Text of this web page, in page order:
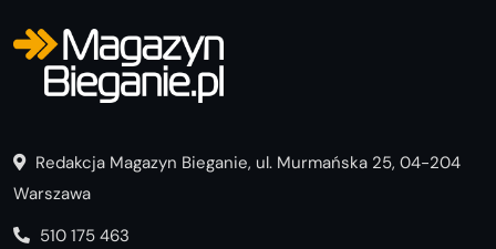
Redakcja Magazyn Bieganie, ul. Murmańska 25, 04-204
Warszawa
510 175 463